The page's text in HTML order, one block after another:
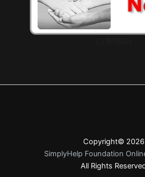
Copyright© 2026
SimplyHelp Foundation
All Rights